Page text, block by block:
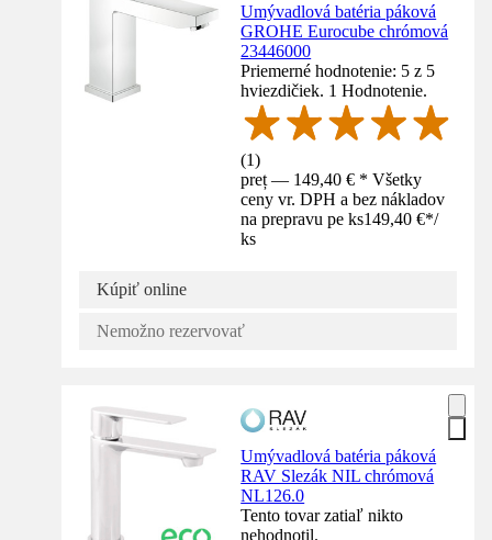
Umývadlová batéria páková
GROHE Eurocube chrómová
23446000
Priemerné hodnotenie: 5 z 5
hviezdičiek. 1 Hodnotenie.
(1)
preț — 149,40 € * Všetky
ceny vr. DPH a bez nákladov
na prepravu pe ks149,40 €*/
ks
Kúpiť online
Nemožno rezervovať
Umývadlová batéria páková
RAV Slezák NIL chrómová
NL126.0
Tento tovar zatiaľ nikto
nehodnotil.